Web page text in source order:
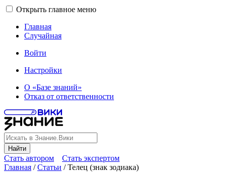
Открыть главное меню
Главная
Случайная
Войти
Настройки
О «Базе знаний»
Отказ от ответственности
Найти
Стать автором
Стать экспертом
Главная /Статьи /Телец (знак зодиака)